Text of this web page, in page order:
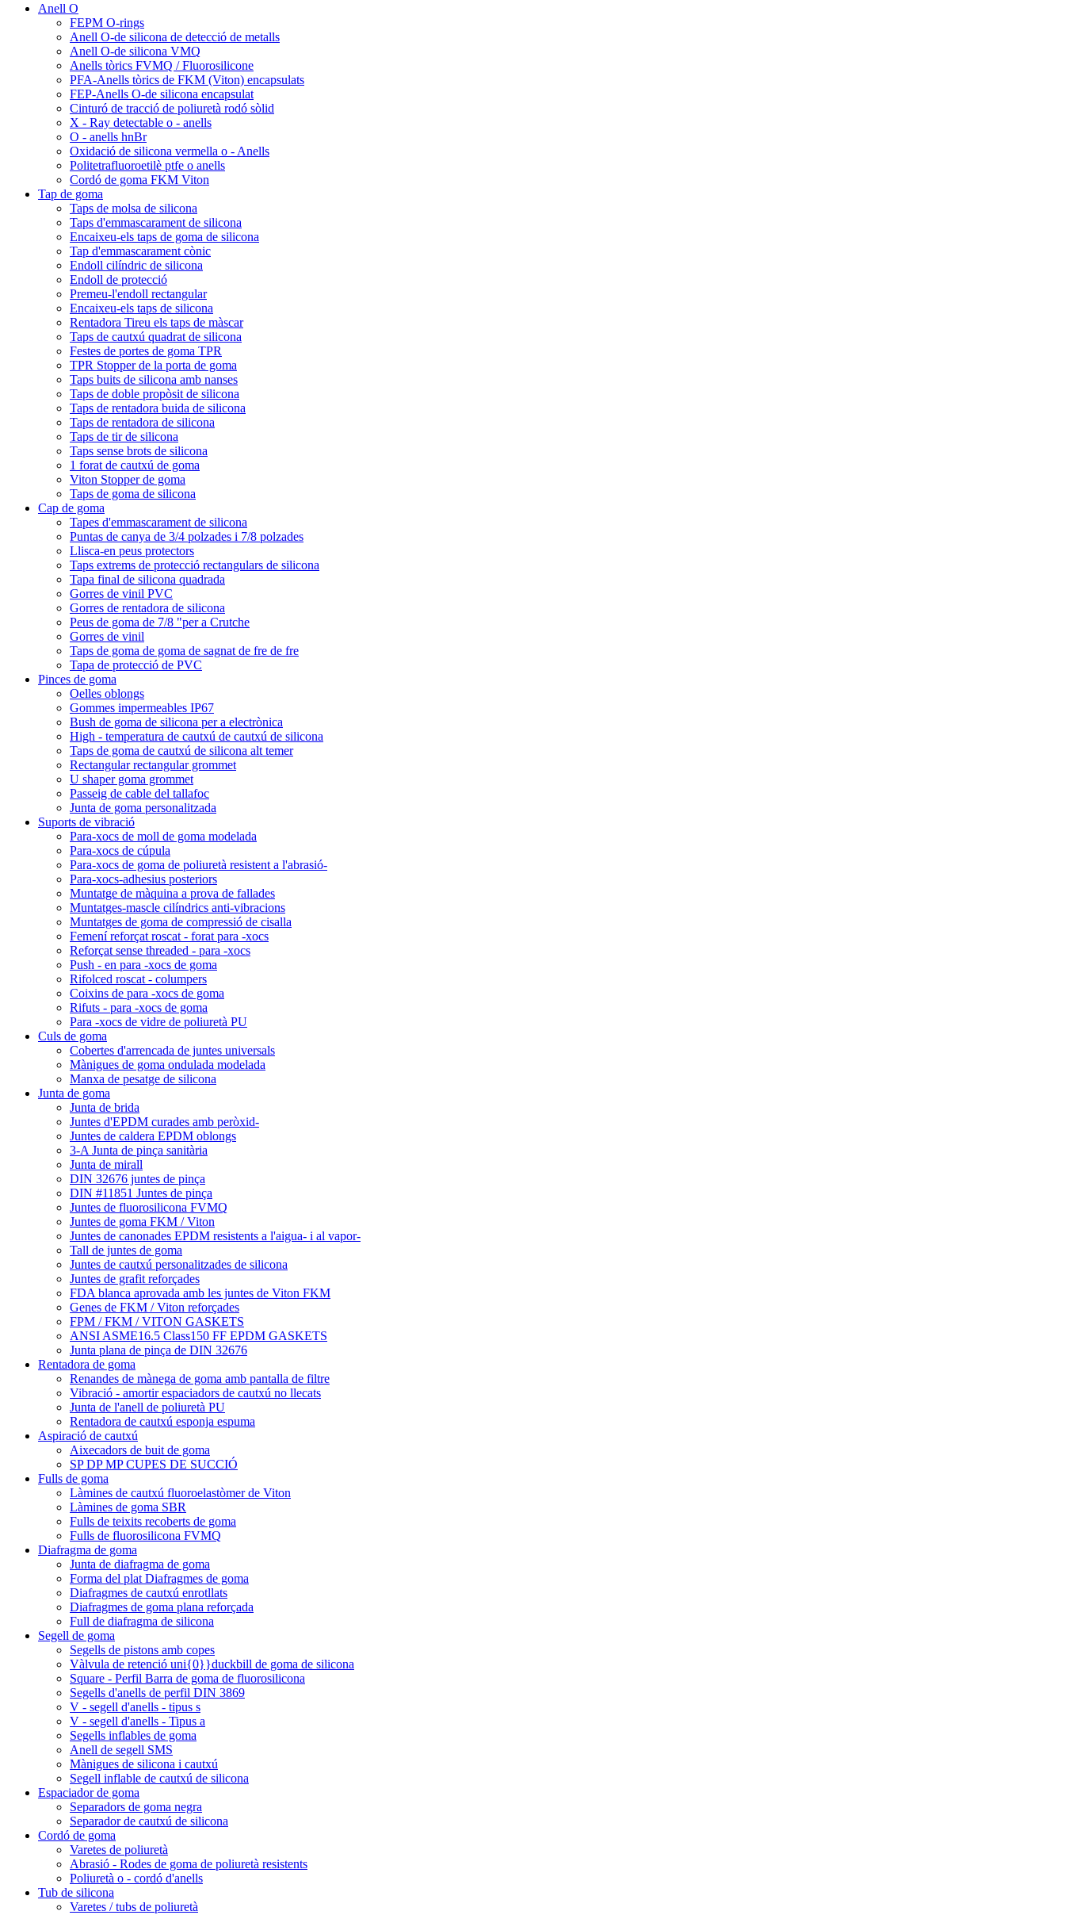
Anell O
FEPM O-rings
Anell O-de silicona de detecció de metalls
Anell O-de silicona VMQ
Anells tòrics FVMQ / Fluorosilicone
PFA-Anells tòrics de FKM (Viton) encapsulats
FEP-Anells O-de silicona encapsulat
Cinturó de tracció de poliuretà rodó sòlid
X - Ray detectable o - anells
O - anells hnBr
Oxidació de silicona vermella o - Anells
Politetrafluoroetilè ptfe o anells
Cordó de goma FKM Viton
Tap de goma
Taps de molsa de silicona
Taps d'emmascarament de silicona
Encaixeu-els taps de goma de silicona
Tap d'emmascarament cònic
Endoll cilíndric de silicona
Endoll de protecció
Premeu-l'endoll rectangular
Encaixeu-els taps de silicona
Rentadora Tireu els taps de màscar
Taps de cautxú quadrat de silicona
Festes de portes de goma TPR
TPR Stopper de la porta de goma
Taps buits de silicona amb nanses
Taps de doble propòsit de silicona
Taps de rentadora buida de silicona
Taps de rentadora de silicona
Taps de tir de silicona
Taps sense brots de silicona
1 forat de cautxú de goma
Viton Stopper de goma
Taps de goma de silicona
Cap de goma
Tapes d'emmascarament de silicona
Puntas de canya de 3/4 polzades i 7/8 polzades
Llisca-en peus protectors
Taps extrems de protecció rectangulars de silicona
Tapa final de silicona quadrada
Gorres de vinil PVC
Gorres de rentadora de silicona
Peus de goma de 7/8 "per a Crutche
Gorres de vinil
Taps de goma de goma de sagnat de fre de fre
Tapa de protecció de PVC
Pinces de goma
Oelles oblongs
Gommes impermeables IP67
Bush de goma de silicona per a electrònica
High - temperatura de cautxú de cautxú de silicona
Taps de goma de cautxú de silicona alt temer
Rectangular rectangular grommet
U shaper goma grommet
Passeig de cable del tallafoc
Junta de goma personalitzada
Suports de vibració
Para-xocs de moll de goma modelada
Para-xocs de cúpula
Para-xocs de goma de poliuretà resistent a l'abrasió-
Para-xocs-adhesius posteriors
Muntatge de màquina a prova de fallades
Muntatges-mascle cilíndrics anti-vibracions
Muntatges de goma de compressió de cisalla
Femení reforçat roscat - forat para -xocs
Reforçat sense threaded - para -xocs
Push - en para -xocs de goma
Rifolced roscat - columpers
Coixins de para -xocs de goma
Rifuts - para -xocs de goma
Para -xocs de vidre de poliuretà PU
Culs de goma
Cobertes d'arrencada de juntes universals
Mànigues de goma ondulada modelada
Manxa de pesatge de silicona
Junta de goma
Junta de brida
Juntes d'EPDM curades amb peròxid-
Juntes de caldera EPDM oblongs
3-A Junta de pinça sanitària
Junta de mirall
DIN 32676 juntes de pinça
DIN #11851 Juntes de pinça
Juntes de fluorosilicona FVMQ
Juntes de goma FKM / Viton
Juntes de canonades EPDM resistents a l'aigua- i al vapor-
Tall de juntes de goma
Juntes de cautxú personalitzades de silicona
Juntes de grafit reforçades
FDA blanca aprovada amb les juntes de Viton FKM
Genes de FKM / Viton reforçades
FPM / FKM / VITON GASKETS
ANSI ASME16.5 Class150 FF EPDM GASKETS
Junta plana de pinça de DIN 32676
Rentadora de goma
Renandes de mànega de goma amb pantalla de filtre
Vibració - amortir espaciadors de cautxú no llecats
Junta de l'anell de poliuretà PU
Rentadora de cautxú esponja espuma
Aspiració de cautxú
Aixecadors de buit de goma
SP DP MP CUPES DE SUCCIÓ
Fulls de goma
Làmines de cautxú fluoroelastòmer de Viton
Làmines de goma SBR
Fulls de teixits recoberts de goma
Fulls de fluorosilicona FVMQ
Diafragma de goma
Junta de diafragma de goma
Forma del plat Diafragmes de goma
Diafragmes de cautxú enrotllats
Diafragmes de goma plana reforçada
Full de diafragma de silicona
Segell de goma
Segells de pistons amb copes
Vàlvula de retenció uni{0}}duckbill de goma de silicona
Square - Perfil Barra de goma de fluorosilicona
Segells d'anells de perfil DIN 3869
V - segell d'anells - tipus s
V - segell d'anells - Tipus a
Segells inflables de goma
Anell de segell SMS
Mànigues de silicona i cautxú
Segell inflable de cautxú de silicona
Espaciador de goma
Separadors de goma negra
Separador de cautxú de silicona
Cordó de goma
Varetes de poliuretà
Abrasió - Rodes de goma de poliuretà resistents
Poliuretà o - cordó d'anells
Tub de silicona
Varetes / tubs de poliuretà